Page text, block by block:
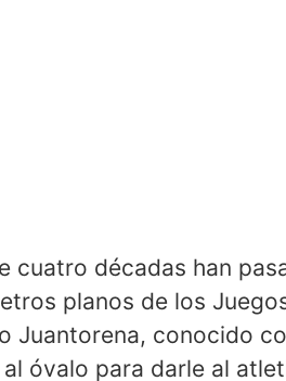
cuatro décadas han
planos de los
Juantorena, conocido
óvalo para darle al